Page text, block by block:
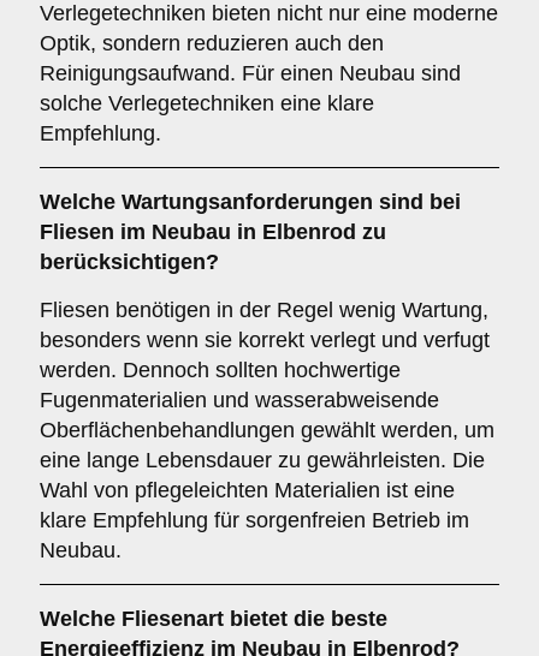
Verlegetechniken bieten nicht nur eine moderne
Optik, sondern reduzieren auch den
Reinigungsaufwand. Für einen Neubau sind
solche Verlegetechniken eine klare
Empfehlung.
Welche Wartungsanforderungen sind bei
Fliesen im Neubau in Elbenrod zu
berücksichtigen?
Fliesen benötigen in der Regel wenig Wartung,
besonders wenn sie korrekt verlegt und verfugt
werden. Dennoch sollten hochwertige
Fugenmaterialien und wasserabweisende
Oberflächenbehandlungen gewählt werden, um
eine lange Lebensdauer zu gewährleisten. Die
Wahl von pflegeleichten Materialien ist eine
klare Empfehlung für sorgenfreien Betrieb im
Neubau.
Welche Fliesenart bietet die beste
Energieeffizienz im Neubau in Elbenrod?